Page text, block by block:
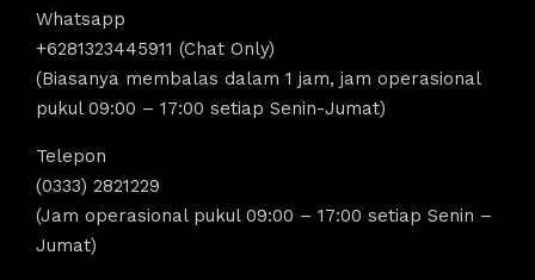
Whatsapp
+6281323445911 (Chat Only)
(Biasanya membalas dalam 1 jam, jam operasional
pukul 09:00 – 17:00 setiap Senin-Jumat)
Telepon
(0333) 2821229
(Jam operasional pukul 09:00 – 17:00 setiap Senin –
Jumat)